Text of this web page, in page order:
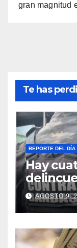
gran magnitud
Te has
REPORTE DEL DÍA
Hay
AGOSTO 9,